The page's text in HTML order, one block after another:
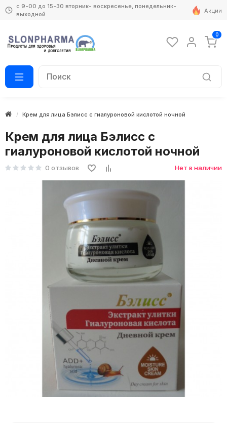
с 9-00 до 15-30 вторник- воскресенье, понедельник-
выходной
Акции
0
Крем для лица Бэлисс с гиалуроновой кислотой ночной
Крем для лица Бэлисс с
гиалуроновой кислотой ночной
0 отзывов Нет в наличии